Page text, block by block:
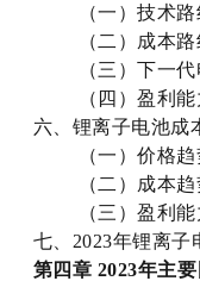
（一）技术路
（二）成本路
（三）下一
（四）盈利
六、锂离子电池成
（一）价格
（二）成本
（三）盈利
七、2023年锂离
第四章 2023年主